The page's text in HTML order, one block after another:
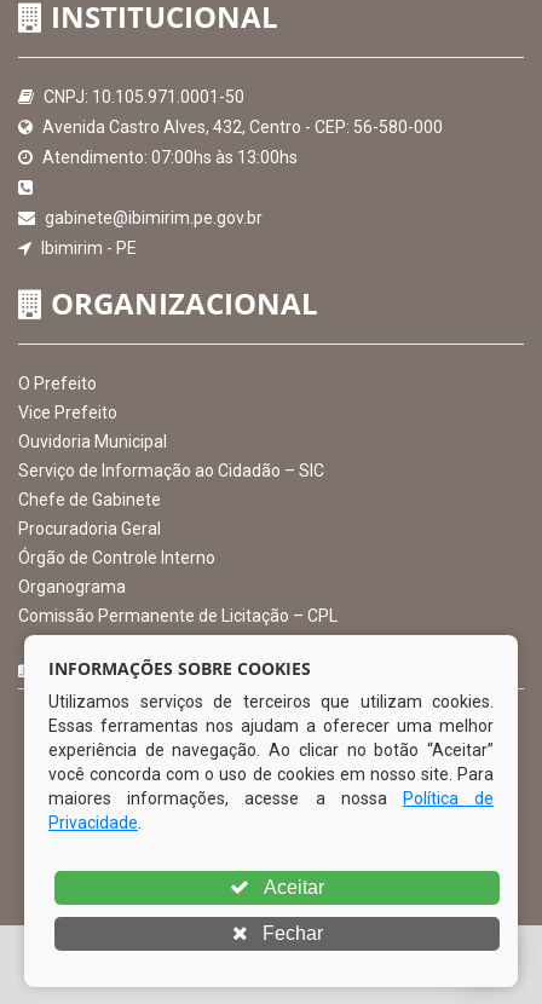
INSTITUCIONAL
CNPJ: 10.105.971.0001-50
Avenida Castro Alves, 432, Centro - CEP: 56-580-000
Atendimento: 07:00hs às 13:00hs
gabinete@ibimirim.pe.gov.br
Ibimirim - PE
ORGANIZACIONAL
O Prefeito
Vice Prefeito
Ouvidoria Municipal
Serviço de Informação ao Cidadão – SIC
Chefe de Gabinete
Procuradoria Geral
Órgão de Controle Interno
Organograma
Comissão Permanente de Licitação – CPL
CURTA NOSSA FAN PAGE
© Copyright 2026 Prefeitura Municipal de Ibimirim | Todos os
INFORMAÇÕES SOBRE COOKIES
Utilizamos serviços de terceiros que utilizam cookies.
Essas ferramentas nos ajudam a oferecer uma melhor
experiência de navegação. Ao clicar no botão “Aceitar”
você concorda com o uso de cookies em nosso site. Para
maiores informações, acesse a nossa
Política de
Privacidade
Aceitar
Fechar